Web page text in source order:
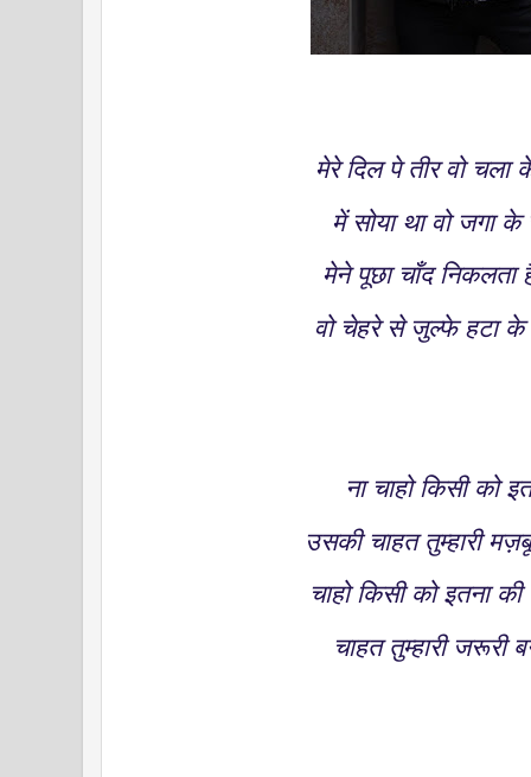
मेरे दिल पे तीर वो
में सोया था वो जगा
मेने पूछा चाँद
वो चेहरे से जुल्फे हटा के
ना चाहो किसी को
उसकी चाहत तुम्हारी
चाहो किसी को इतना
चाहत तुम्हारी जरूरी